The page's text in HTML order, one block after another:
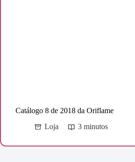
Catálogo 8 de 2018 da Oriflame
Loja
3 minutos